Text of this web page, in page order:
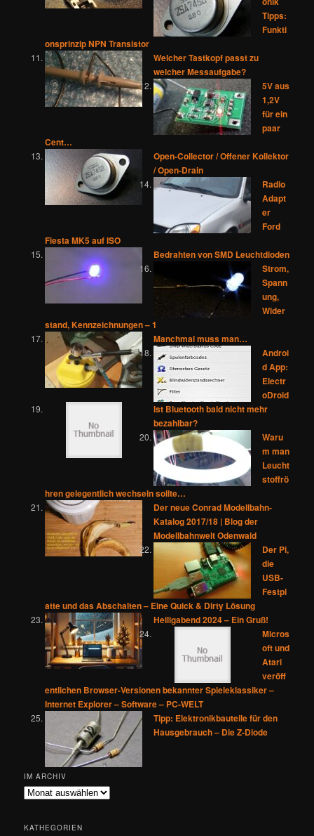
Tipps:
Funkti
onsprinzip NPN Transistor
Welcher Tastkopf passt zu
welcher Messaufgabe?
5V aus
1,2V
für ein
paar
Cent…
Open-Collector / Offener Kollektor
/ Open-Drain
Radio
Adapt
er
Ford
Fiesta MK5 auf ISO
Bedrahten von SMD Leuchtdioden
Strom,
Spann
ung,
Wider
stand, Kennzeichnungen – 1
Manchmal muss man…
Androi
d App:
Electr
oDroid
Ist Bluetooth bald nicht mehr
bezahlbar?
Waru
m man
Leucht
stoffrö
hren gelegentlich wechseln sollte…
Der neue Conrad Modellbahn-
Katalog 2017/18 | Blog der
Modellbahnwelt Odenwald
Der Pi,
die
USB-
Festpl
atte und das Abschalten – Eine Quick & Dirty Lösung
Heiligabend 2024 – Ein Gruß!
Micros
oft und
Atari
veröff
entlichen Browser-Versionen bekannter Spieleklassiker –
Internet Explorer – Software – PC-WELT
Tipp: Elektronikbauteile für den
Hausgebrauch – Die Z-Diode
IM ARCHIV
Im
KATHEGORIEN